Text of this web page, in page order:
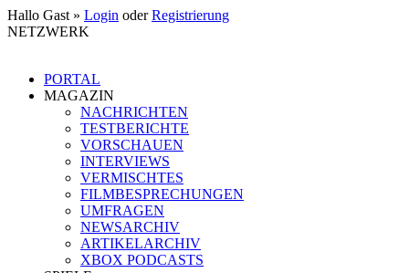
Hallo Gast » Login oderRegistrierung
NETZWERK
PORTAL
MAGAZIN
NACHRICHTEN
TESTBERICHTE
VORSCHAUEN
INTERVIEWS
VERMISCHTES
FILMBESPRECHUNGEN
UMFRAGEN
NEWSARCHIV
ARTIKELARCHIV
XBOX PODCASTS